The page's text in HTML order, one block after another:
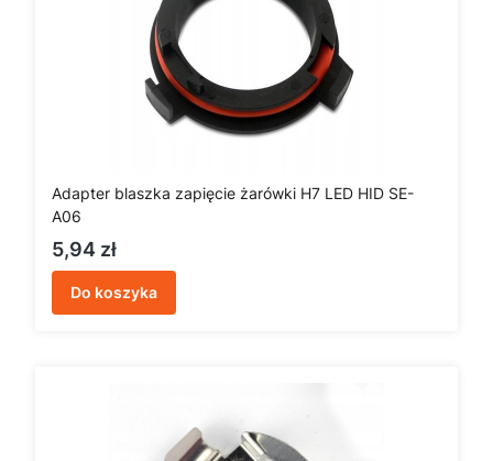
Adapter blaszka zapięcie żarówki H7 LED HID SE-
A06
Cena
5,94 zł
Do koszyka